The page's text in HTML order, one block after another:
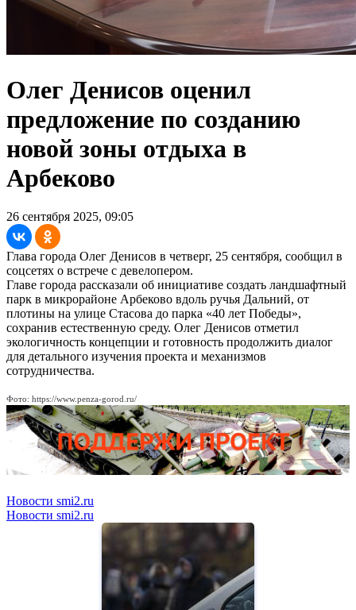
Олег Денисов оценил
предложение по созданию
новой зоны отдыха в
Арбеково
26 сентября 2025, 09:05
Глава города Олег Денисов в четверг, 25 сентября, сообщил в
соцсетях о встрече с девелопером.
Главе города рассказали об инициативе создать ландшафтный
парк в микрорайоне Арбеково вдоль ручья Дальний, от
плотины на улице Стасова до парка «40 лет Победы»,
сохранив естественную среду. Олег Денисов отметил
экологичность концепции и готовность продолжить диалог
для детального изучения проекта и механизмов
сотрудничества.
Фото: https://www.penza-gorod.ru/
Новости smi2.ru
Новости smi2.ru